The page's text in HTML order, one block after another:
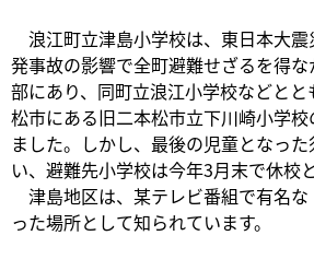
浪江町立津島小学校は、東日本大
発事故の影響で全町避難せざるを得
部にあり、同町立浪江小学校などと
松市にある旧二本松市立下川崎小学
ました。しかし、最後の児童となっ
い、避難先小学校は今年3月末で休校
津島地区は、某テレビ番組で有名な
った場所として知られています。